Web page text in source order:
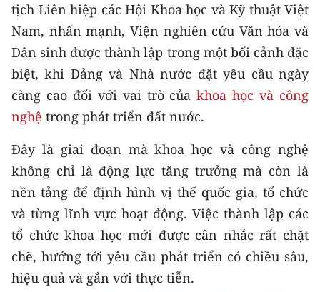
RADIO
MEDIA CENTER
E-Magazine
Video
Media Chính trị
Media Kinh tế
Media Văn hóa
Media Xã hội
Media Pháp luật
tịch Liên hiệp các Hội Khoa học và Kỹ thuật Việt
Nam, nhấn mạnh, Viện nghiên cứu Văn hóa và
Dân sinh được thành lập trong một bối cảnh đặc
biệt, khi Đảng và Nhà nước đặt yêu cầu ngày
càng cao đối với vai trò củakhoa học và công
nghệ trong phát triển đất nước.
Đây là giai đoạn mà khoa học và công nghệ
không chỉ là động lực tăng trưởng mà còn là
nền tảng để định hình vị thế quốc gia, tổ chức
và từng lĩnh vực hoạt động. Việc thành lập các
tổ chức khoa học mới được cân nhắc rất chặt
chẽ, hướng tới yêu cầu phát triển có chiều sâu,
hiệu quả và gắn với thực tiễn.